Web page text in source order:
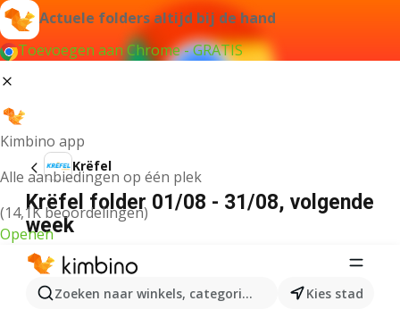
Actuele folders altijd bij de hand
Toevoegen aan Chrome - GRATIS
Kimbino app
Alle aanbiedingen op één plek
(14,1K beoordelingen)
Openen
Zoeken naar winkels, categorieën, producten...
Kies stad
Krëfel
Krëfel folder 01/08 - 31/08, volgende
week